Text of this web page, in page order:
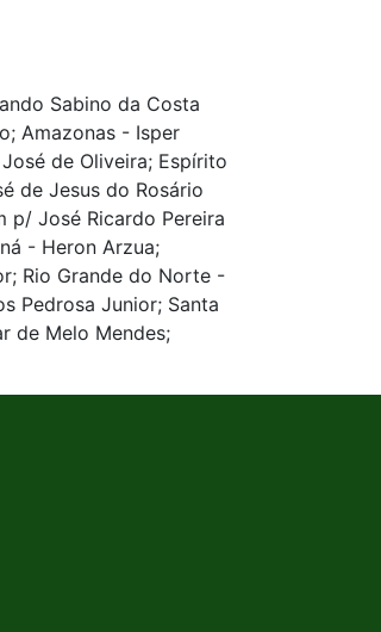
Sabino da Costa
Amazonas - Isper
de Oliveira; Espírito
de Jesus do Rosário
p/ José Ricardo Pereira
- Heron Arzua;
Rio Grande do Norte -
Pedrosa Junior; Santa
de Melo Mendes;